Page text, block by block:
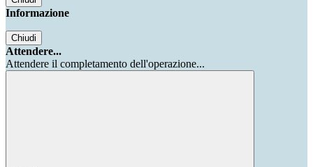
Informazione
Chiudi
Attendere...
Attendere il completamento dell'operazione...